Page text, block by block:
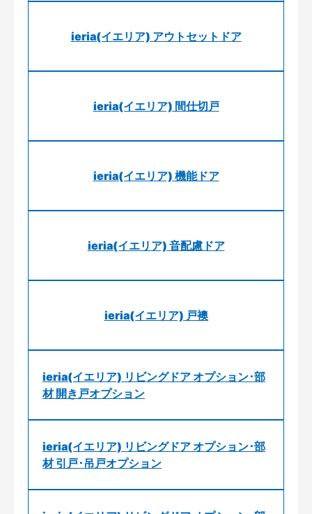
ieria(イエリア) アウトセットドア
ieria(イエリア) 間仕切戸
ieria(イエリア) 機能ドア
ieria(イエリア) 音配慮ドア
ieria(イエリア) 戸襖
ieria(イエリア) リビングドア オプション･部
材 開き戸オプション
ieria(イエリア) リビングドア オプション･部
材 引戸･吊戸オプション